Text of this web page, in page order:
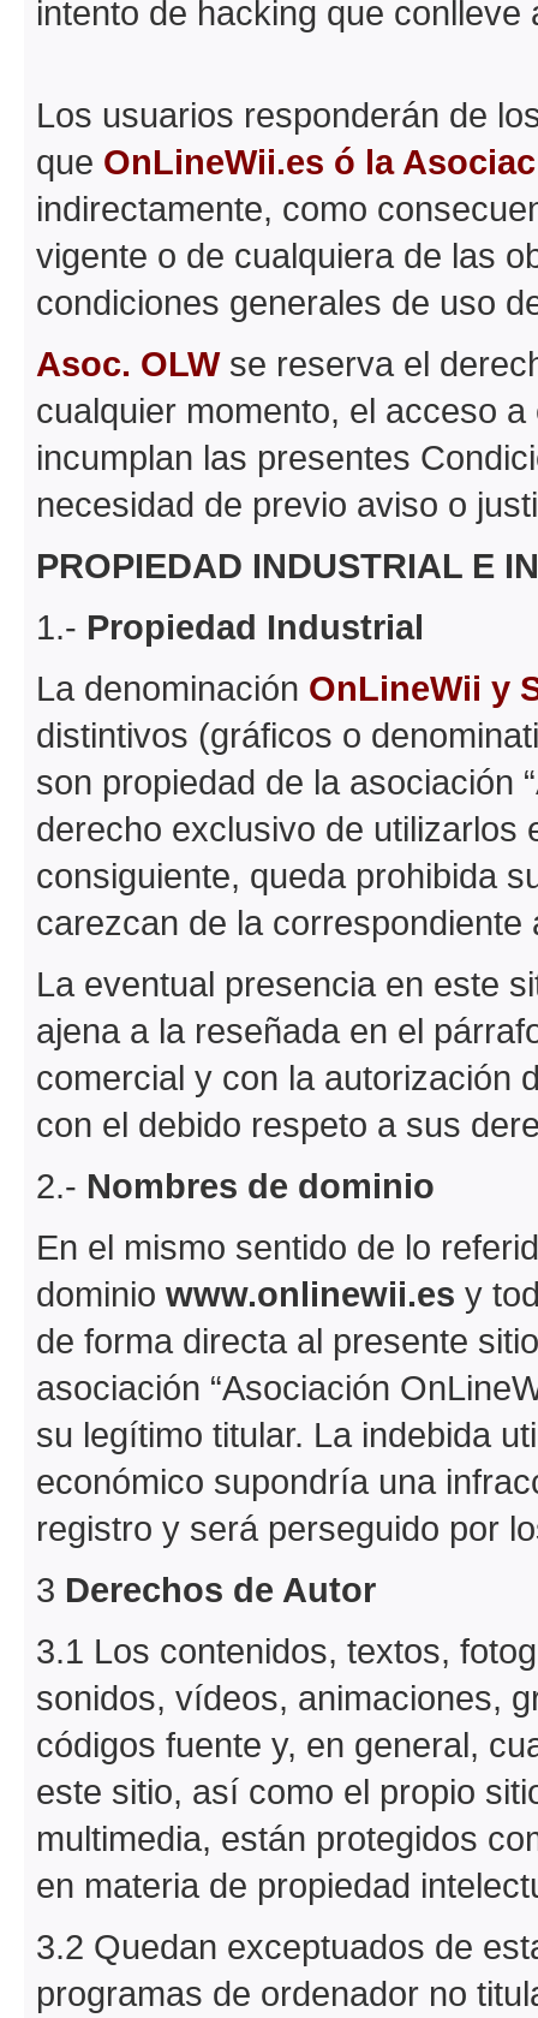
intento de hacking que
Los usuarios responderán de
que OnLineWii.es ó la
indirectamente, como
vigente o de cualquiera de las
condiciones generales de uso
Asoc. OLWse reserva el
cualquier momento, el acceso
incumplan las presentes
necesidad de previo aviso o
PROPIEDAD INDUSTRIAL E
1.- Propiedad Industrial
La denominación OnLineWii y
distintivos (gráficos o
son propiedad de la asociación
derecho exclusivo de utilizarlos
consiguiente, queda prohibida
carezcan de la correspondiente
La eventual presencia en este
ajena a la reseñada en el
comercial y con la autorización
con el debido respeto a sus
2.- Nombres de dominio
En el mismo sentido de lo
dominio www.onlinewii.es y
de forma directa al presente
asociación “Asociación
su legítimo titular. La indebida
económico supondría una
registro y será perseguido por
3 Derechos de Autor
3.1 Los contenidos, textos,
sonidos, vídeos, animaciones,
códigos fuente y, en general,
este sitio, así como el propio
multimedia, están protegidos
en materia de propiedad
3.2 Quedan exceptuados de
programas de ordenador no